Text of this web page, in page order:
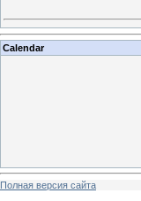
Calendar
Полная версия сайта